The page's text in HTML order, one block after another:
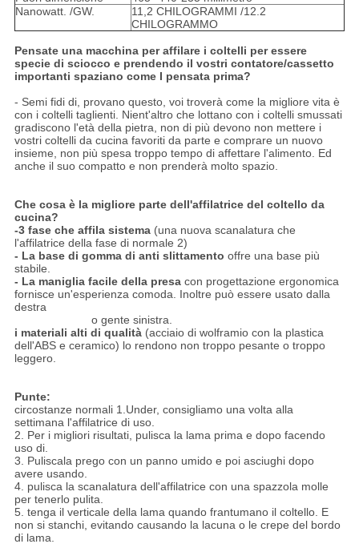
Nanowatt. /GW.
11,2 CHILOGRAMMI /12.2
CHILOGRAMMO
Pensate una macchina per affilare i coltelli per essere
specie di sciocco e prendendo il vostri contatore/cassetto
importanti spaziano come I pensata prima?
- Semi fidi di, provano questo, voi troverà come la migliore vita è
con i coltelli taglienti. Nient'altro che lottano con i coltelli smussati
gradiscono l'età della pietra, non di più devono non mettere i
vostri coltelli da cucina favoriti da parte e comprare un nuovo
insieme, non più spesa troppo tempo di affettare l'alimento. Ed
anche il suo compatto e non prenderà molto spazio.
Che cosa è la migliore parte dell'affilatrice del coltello da
cucina?
-3 fase che affila sistema(una nuova scanalatura che
l'affilatrice della fase di normale 2)
- La base di gomma di anti slittamento offre una base più
stabile.
- La maniglia facile della presacon progettazione ergonomica
fornisce un'esperienza comoda. Inoltre può essere usato dalla
destra
o gente sinistra.
i materiali alti di qualità(acciaio di wolframio con la plastica
dell'ABS e ceramico) lo rendono non troppo pesante o troppo
leggero.
Punte:
circostanze normali 1.Under, consigliamo una volta alla
settimana l'affilatrice di uso.
2. Per i migliori risultati, pulisca la lama prima e dopo facendo
uso di.
3. Puliscala prego con un panno umido e poi asciughi dopo
avere usando.
4. pulisca la scanalatura dell'affilatrice con una spazzola molle
per tenerlo pulita.
5. tenga il verticale della lama quando frantumano il coltello. E
non si stanchi, evitando causando la lacuna o le crepe del bordo
di lama.